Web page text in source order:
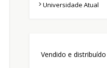
Universidade Atual
Vendido e